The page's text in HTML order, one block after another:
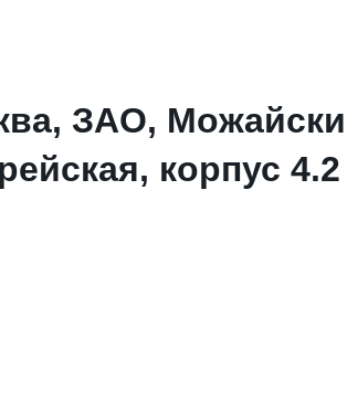
ЗАО,
корпус 4.2